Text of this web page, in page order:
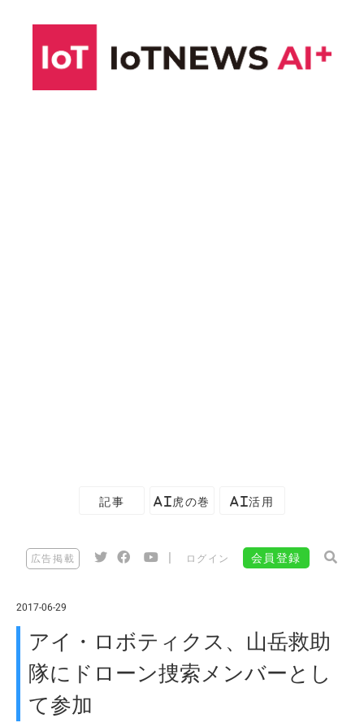
記事 AI虎の巻 AI活用
広告掲載 ログイン 会員登録
2017-06-29
アイ・ロボティクス、山岳救助
隊にドローン捜索メンバーとし
て参加